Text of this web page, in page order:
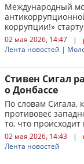
Международный
коррупции!»
02 мая 2026, 14:47 |
Лента новостей |
Стивен Сигал
о Донбассе
По словам Сигала,
противовес
то, что происходит
02 мая 2026, 14:43 |
Лента новостей